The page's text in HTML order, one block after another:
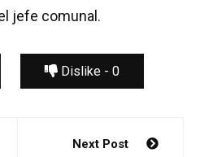
jefe comunal.
Dislike - 0
Next Post